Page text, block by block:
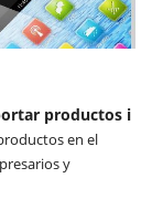
productos i
en el
y